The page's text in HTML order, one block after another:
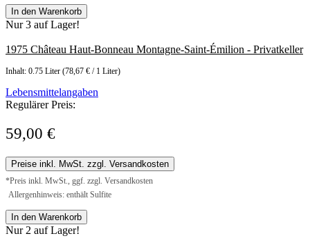
In den Warenkorb
Nur 3 auf Lager!
1975 Château Haut-Bonneau Montagne-Saint-Émilion - Privatkeller
Inhalt: 0.75 Liter (78,67 € / 1 Liter)
Lebensmittelangaben
Regulärer Preis:
59,00 €
Preise inkl. MwSt. zzgl. Versandkosten
*Preis inkl. MwSt., ggf. zzgl. Versandkosten
Allergenhinweis: enthält Sulfite
In den Warenkorb
Nur 2 auf Lager!